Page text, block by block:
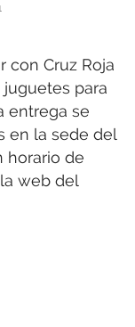
con Cruz Roja
para
entrega se
en la sede del
horario de
web del